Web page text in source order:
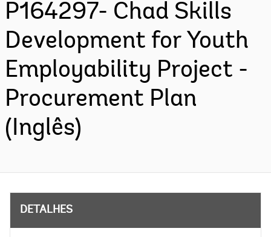
P164297- Chad Skills
Development for Youth
Employability Project -
Procurement Plan
(Inglês)
DETALHES